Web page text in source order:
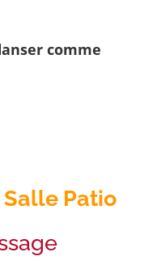
comme
Salle Patio